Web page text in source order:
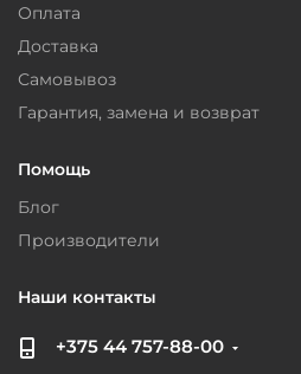
Оплата
Доставка
Самовывоз
Гарантия, замена и возврат
Помощь
Блог
Производители
Наши контакты
+375 44 757-88-00